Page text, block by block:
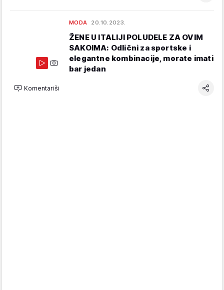
MODA 20.10.2023.
ŽENE U ITALIJI POLUDELE ZA OVIM
SAKOIMA: Odlični za sportske i
elegantne kombinacije, morate imati
bar jedan
Komentariši